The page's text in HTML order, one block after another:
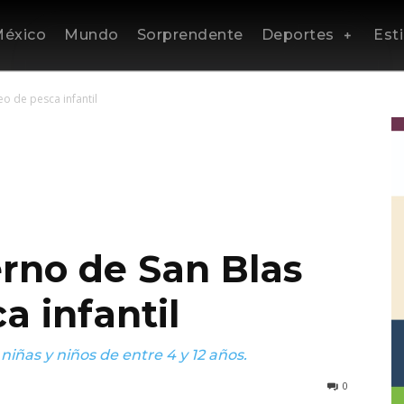
Mundo Sorprendente Deportes
de pesca infantil
de San Blas
infantil
y niños de entre 4 y 12 años.
0